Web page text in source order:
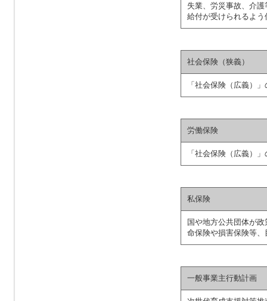
失業、労災事故、介
給付が受けられるよ
社会保険（狭義）
「社会保険（広義）
労働保険
「社会保険（広義）
私保険
国や地方公共団体が
命保険や損害保険等
一般事業主行動計画